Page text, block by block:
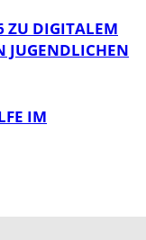
ZU DIGITALEM
JUGENDLICHEN
IM